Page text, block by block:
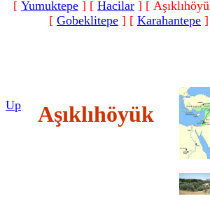
[ Yumuktepe ] [ Hacilar ] [
[ Gobeklitepe ] [ Karahantepe ]
Up Aşıklıhöyük